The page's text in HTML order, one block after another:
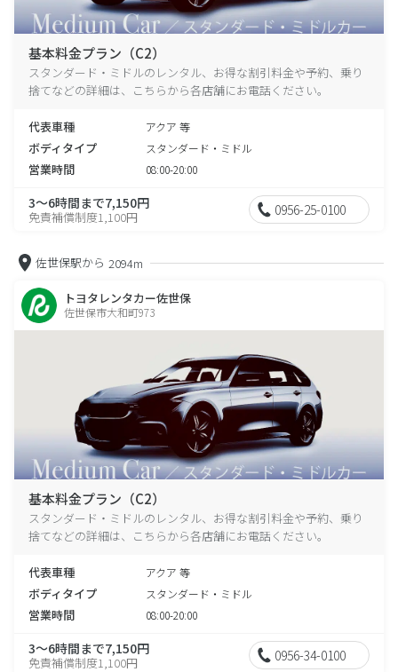
基本料金プラン（C2）
スタンダード・ミドルのレンタル、お得な割引料金や予約、乗り
捨てなどの詳細は、こちらから各店舗にお電話ください。
代表車種 アクア 等
ボディタイプ スタンダード・ミドル
営業時間 08:00-20:00
3～6時間まで7,150円
免責補償制度1,100円 0956-25-0100
佐世保駅から 2094m
トヨタレンタカー佐世保
佐世保市大和町973
基本料金プラン（C2）
スタンダード・ミドルのレンタル、お得な割引料金や予約、乗り
捨てなどの詳細は、こちらから各店舗にお電話ください。
代表車種 アクア 等
ボディタイプ スタンダード・ミドル
営業時間 08:00-20:00
3～6時間まで7,150円
免責補償制度1,100円 0956-34-0100